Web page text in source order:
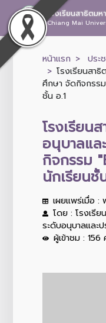
โรงเรียนสาธิตม
Chiang Mai
หน้าแรก
ประ
โรงเรียนสา
ศึกษา จัดกิจกรร
ชั้น อ.1
โรงเรียน
อนุบาลแล
กิจกรรม
นักเรียนชั้
เผยแพร่เมื่อ
โดย : โรงเรีย
ระดับอนุบาลและ
ผู้เข้าชม : 156